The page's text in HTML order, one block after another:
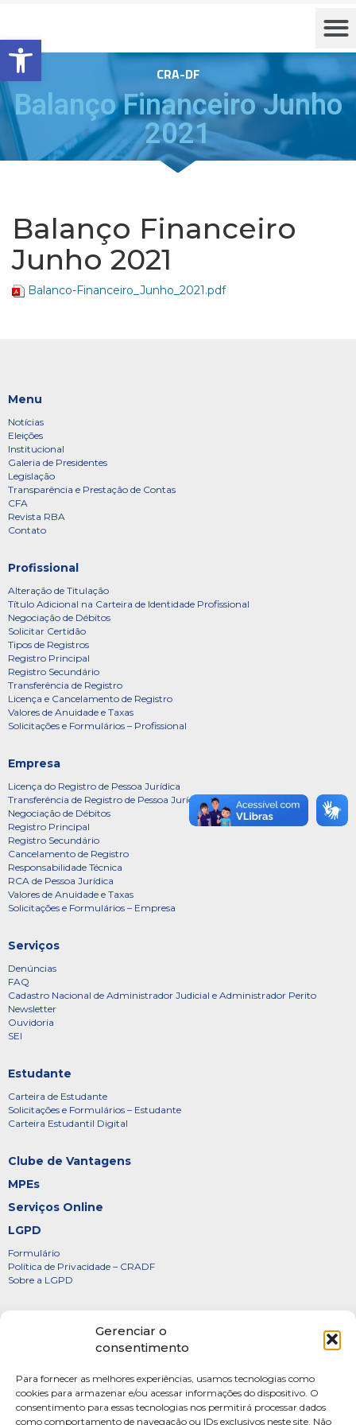
Barra de Ferramentas Aberta
Gerenciar o
consentimento
Para fornecer as melhores experiências, usamos tecnologias como
cookies para armazenar e/ou acessar informações do dispositivo. O
consentimento para essas tecnologias nos permitirá processar dados
como comportamento de navegação ou IDs exclusivos neste site. Não
CRA-DF
Balanço Financeiro Junho
2021
Balanço Financeiro
Junho 2021
Balanco-Financeiro_Junho_2021.pdf
Menu
Notícias
Eleições
Institucional
Galeria de Presidentes
Legislação
Transparência e Prestação de Contas
CFA
Revista RBA
Contato
Profissional
Alteração de Titulação
Título Adicional na Carteira de Identidade Profissional
Negociação de Débitos
Solicitar Certidão
Tipos de Registros
Registro Principal
Registro Secundário
Transferência de Registro
Licença e Cancelamento de Registro
Valores de Anuidade e Taxas
Solicitações e Formulários – Profissional
Empresa
Licença do Registro de Pessoa Jurídica
Transferência de Registro de Pessoa Jurídica
Negociação de Débitos
Registro Principal
Registro Secundário
Cancelamento de Registro
Responsabilidade Técnica
RCA de Pessoa Jurídica
Valores de Anuidade e Taxas
Solicitações e Formulários – Empresa
Serviços
Denúncias
FAQ
Cadastro Nacional de Administrador Judicial e Administrador Perito
Newsletter
Ouvidoria
SEI
Estudante
Carteira de Estudante
Solicitações e Formulários – Estudante
Carteira Estudantil Digital
Clube de Vantagens
MPEs
Serviços Online
LGPD
Formulário
Política de Privacidade – CRADF
Sobre a LGPD
Diretoria
FOTOS